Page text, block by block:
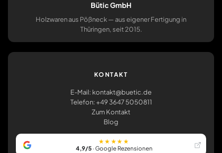
Bütic GmbH
Holzwaren aus Pößneck — aus eigener Fertigung in
Thüringen, seit 2015.
KONTAKT
E-Mail: kontakt@buetic.de
Telefon: +49 3647 5050811
Zum Kontakt
Blog
★★★★★
4,9/5· Google Rezensionen